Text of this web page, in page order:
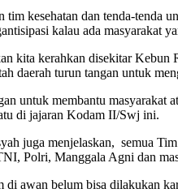
kesehatan dan tenda-
kalau ada masyarakat
kita kerahkan disekitar
daerah turun tangan untuk
untuk membantu masyarakat
di jajaran Kodam II/Swj ini.
juga menjelaskan, semua
Polri, Manggala Agni dan
di awan belum bisa dilakukan